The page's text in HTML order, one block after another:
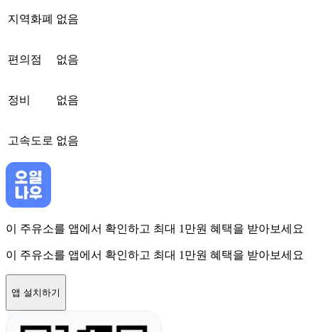
지역화폐 없음
편의점 없음
정비 없음
고속도로 없음
이 주유소를 앱에서 확인하고 최대 1만원 혜택을 받아보세요
이 주유소를 앱에서 확인하고 최대 1만원 혜택을 받아보세요
앱 설치하기